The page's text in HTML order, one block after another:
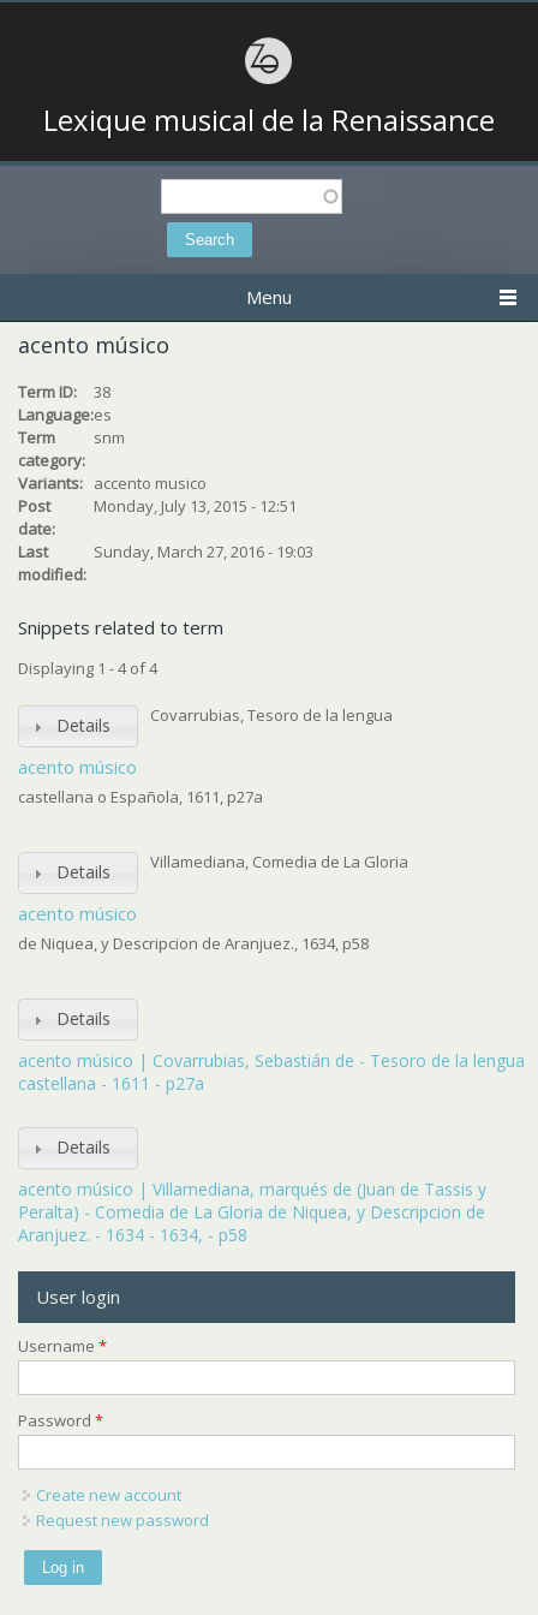
Lexique musical de la Renaissance
Search
Menu
acento músico
Term ID:
38
Language:es
Term
category:
snm
Variants: accento musico
Post
date:
Monday, July 13, 2015 - 12:51
Last
modified:
Sunday, March 27, 2016 - 19:03
Snippets related to term
Displaying 1 - 4 of 4
Details
acento músico
Covarrubias, Tesoro de la lengua
castellana o Española, 1611, p27a
Details
acento músico
Villamediana, Comedia de La Gloria
de Niquea, y Descripcion de Aranjuez., 1634, p58
Details
acento músico | Covarrubias, Sebastián de - Tesoro de la lengua
castellana - 1611 - p27a
Details
acento músico | Villamediana, marqués de (Juan de Tassis y
Peralta) - Comedia de La Gloria de Niquea, y Descripcion de
Aranjuez. - 1634 - 1634, - p58
User login
Username *
Password *
Create new account
Request new password